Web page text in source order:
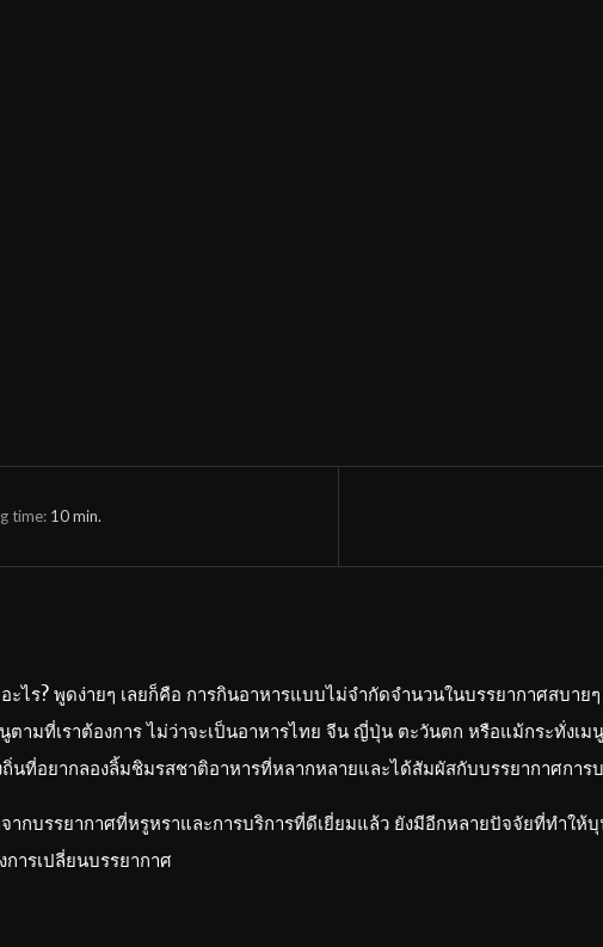
time: 10min.
ร? พูดง่ายๆ เลยก็คือ การกินอาหารแบบไม่จำกัดจำนวนในบรรยากาศสบายๆ
ามที่เราต้องการ ไม่ว่าจะเป็นอาหารไทย จีน ญี่ปุ่น ตะวันตก หรือแม้กระทั่งเม
ที่อยากลองลิ้มชิมรสชาติอาหารที่หลากหลายและได้สัมผัสกับบรรยากาศการ
กบรรยากาศที่หรูหราและการบริการที่ดีเยี่ยมแล้ว ยังมีอีกหลายปัจจัยที่ทำให้
ารเปลี่ยนบรรยากาศ